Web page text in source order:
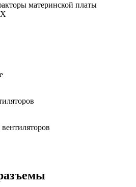
материнской платы